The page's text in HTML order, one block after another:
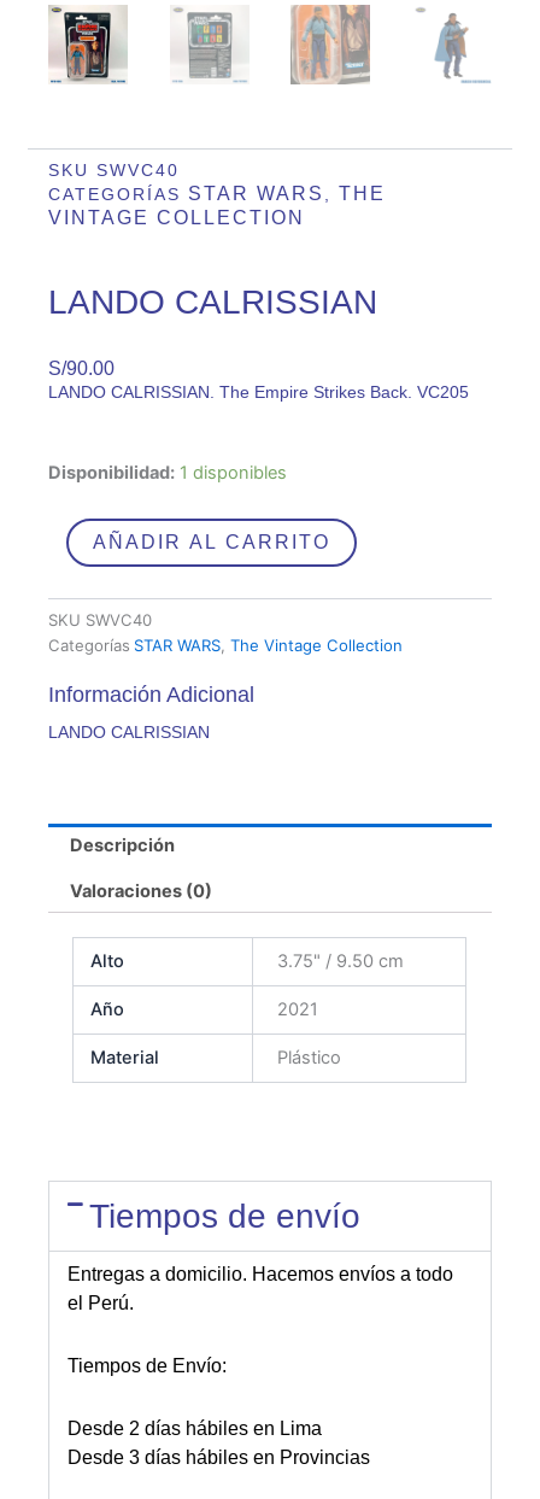
SKU SWVC40
CATEGORÍAS STAR WARS ,THE
VINTAGE COLLECTION
LANDO CALRISSIAN
S/90.00
LANDO CALRISSIAN. The Empire Strikes Back. VC205
Disponibilidad: 1 disponibles
LANDO
cantidad
AÑADIR AL CARRITO
SKU SWVC40
Categorías STAR WARS ,The Vintage Collection
Información Adicional
LANDO CALRISSIAN
Descripción
Valoraciones (0)
Alto 3.75" / 9.50 cm
Año 2021
Material Plástico
Tiempos de envío
Entregas a domicilio. Hacemos envíos a todo
el Perú.
Tiempos de Envío:
Desde 2 días hábiles en Lima
Desde 3 días hábiles en Provincias